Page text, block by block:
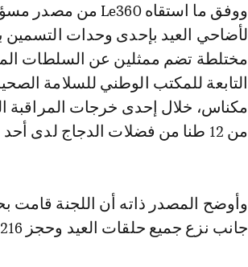
ووفق ما استقاه Le360 من مصدر مسؤول، فقد جاء قرار نزع الحلقات المميزة
لأضاحي العيد بإحدى وحدات
مختلطة تضم ممثلين عن السلطات
التابعة للمكتب الوطني للسلامة
مكناس، خلال إحدى خرجات المراقبة
من 12 طنا من فضلات الدجاج لدى أحد المربين.
وأوضح المصدر ذاته أن اللجنة قامت
جانب نزع جميع حلقات العيد وحجز 216 من رؤوس الأغنام كي لا يتم تسويقها.